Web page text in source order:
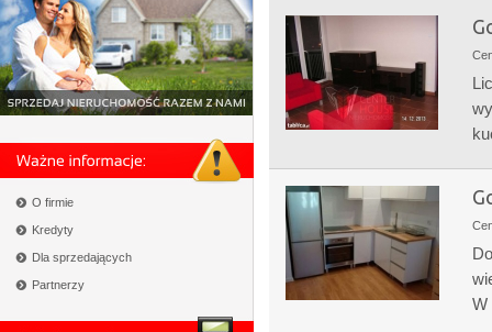
O firmie
Kredyty
Dla sprzedających
Partnerzy
W